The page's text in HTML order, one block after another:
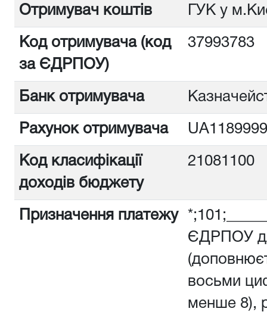
Отримувач коштів ГУК у
Код отримувача (код
за ЄДРПОУ)
Банк отримувача
Рахунок отримувача
Код класифікації
доходів бюджету
21081100
Призначення платежу
ЄДРПОУ
восьми
менше 8),